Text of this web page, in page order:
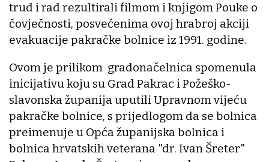
trud i rad rezultirali filmom i knjigom Pouke o
čovječnosti, posvećenima ovoj hrabroj akciji
evakuacije pakračke bolnice iz 1991. godine.
Ovom je prilikom gradonačelnica spomenula
inicijativu koju su Grad Pakrac i Požeško-
slavonska županija uputili Upravnom vijeću
pakračke bolnice, s prijedlogom da se bolnica
preimenuje u Opća županijska bolnica i
bolnica hrvatskih veterana "dr. Ivan Šreter"